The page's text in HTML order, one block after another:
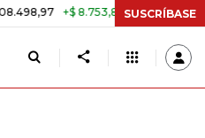
+$ 8.753,81 +2,19% TASA DE
SUSCRÍBASE